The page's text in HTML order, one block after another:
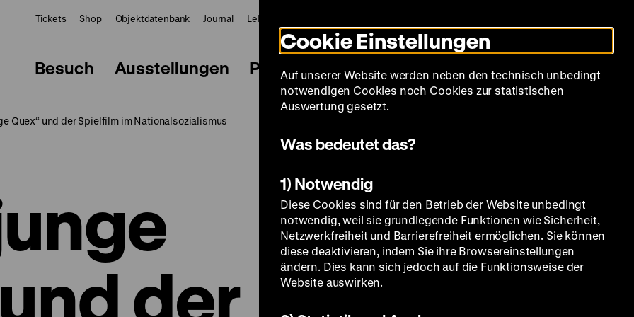
Tickets Shop Objektdatenbank Journal LeMO
Modus
umschalten
zum
Deutschen
Historischen
in
Deutscher
zum
Deutschen
Historischen
in
Leichter
Besuch Ausstellungen Programm Sammlung Bildung Museum
Quex“ und der Spielfilm im Nationalsozialismus
der
Cookie Einstellungen
Auf unserer Website werden neben den technisch unbedingt
notwendigen Cookies noch Cookies zur statistischen
Auswertung gesetzt.
Was bedeutet das?
1) Notwendig
Diese Cookies sind für den Betrieb der Website unbedingt
notwendig, weil sie grundlegende Funktionen wie Sicherheit,
Netzwerkfreiheit und Barrierefreiheit ermöglichen. Sie können
diese deaktivieren, indem Sie ihre Browsereinstellungen
ändern. Dies kann sich jedoch auf die Funktionsweise der
Website auswirken.